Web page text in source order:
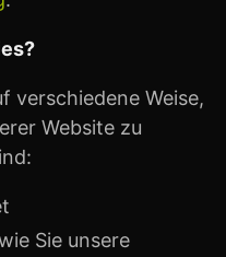
verschiedene Weise,
Website zu
Sie unsere